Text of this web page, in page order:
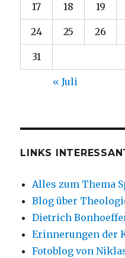
17 18 19
24 25 26
31
« Juli
LINKS
Alles zum Thema
Blog über
Dietrich
Erinnerungen der
Fotoblog von